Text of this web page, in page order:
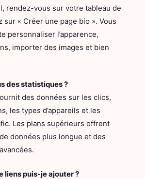
rendez-vous sur votre tableau de
sur « Créer une page bio ». Vous
personnaliser l’apparence,
importer des images et bien
des statistiques ?
des données sur les clics,
les types d’appareils et les
Les plans supérieurs offrent
données plus longue et des
liens puis-je ajouter ?